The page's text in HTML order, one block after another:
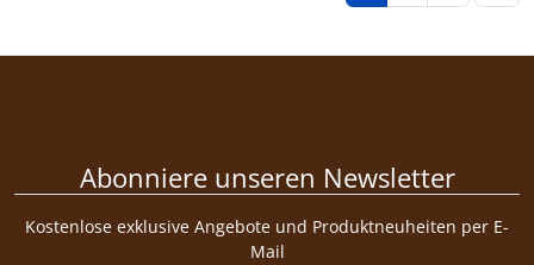
Abonniere unseren Newsletter
Kostenlose exklusive Angebote und Produktneuheiten per E-
Mail